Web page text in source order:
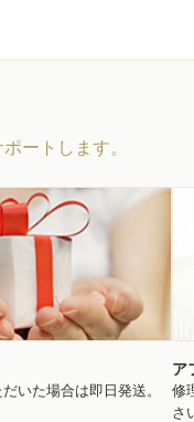
ートします。
いた場合は即日発送。
ア
修
さ